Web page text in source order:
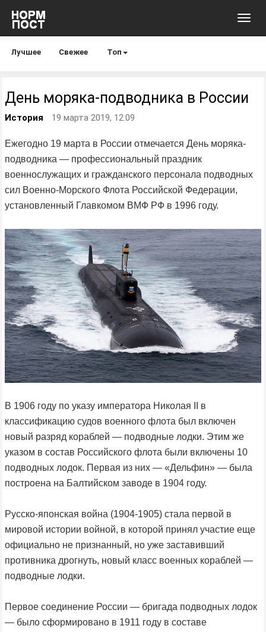
Лучшее Свежее Топ
День моряка-подводника в России
История 19 марта 2019, 12:09
Ежегодно 19 марта в России отмечается День моряка-
подводника — профессиональный праздник
военнослужащих и гражданского персонала подводных
сил Военно-Морского Флота Российской Федерации,
установленный Главкомом ВМФ РФ в 1996 году.
В 1906 году по указу императора Николая II в
классификацию судов военного флота был включен
новый разряд кораблей — подводные лодки. Этим же
указом в состав Российского флота были включены 10
подводных лодок. Первая из них — «Дельфин» — была
построена на Балтийском заводе в 1904 году.
Русско-японская война (1904-1905) стала первой в
мировой истории войной, в которой принял участие еще
официально не признанный, но уже заставивший
противника дрогнуть, новый класс военных кораблей —
подводные лодки.
Первое соединение России — бригада подводных лодок
— было сформировано в 1911 году в составе